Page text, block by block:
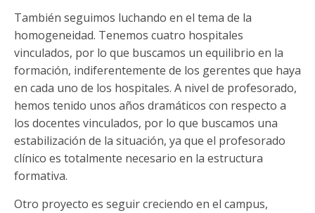
También seguimos luchando en el tema de la
homogeneidad. Tenemos cuatro hospitales
vinculados, por lo que buscamos un equilibrio en la
formación, indiferentemente de los gerentes que haya
en cada uno de los hospitales. A nivel de profesorado,
hemos tenido unos años dramáticos con respecto a
los docentes vinculados, por lo que buscamos una
estabilización de la situación, ya que el profesorado
clínico es totalmente necesario en la estructura
formativa.
Otro proyecto es seguir creciendo en el campus,